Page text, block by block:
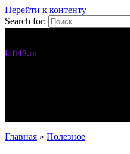
Перейти к контенту
Search for:
loft42.ru
Главная » Полезное